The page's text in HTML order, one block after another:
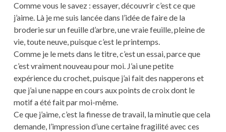
Comme vous le savez : essayer, découvrir c’est ce que
j’aime. Là je me suis lancée dans l’idée de faire de la
broderie sur un feuille d’arbre, une vraie feuille, pleine de
vie, toute neuve, puisque c’est le printemps.
Comme je le mets dans le titre, c’est un essai, parce que
c’est vraiment nouveau pour moi. J’ai une petite
expérience du crochet, puisque j’ai fait des napperons et
que j’ai une nappe en cours aux points de croix dont le
motif a été fait par moi-même.
Ce que j’aime, c’est la finesse de travail, la minutie que cela
demande, l’impression d’une certaine fragilité avec ces